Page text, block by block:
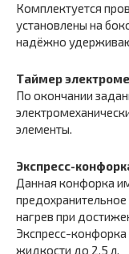
Комплектуется
установлены на
надёжно
Таймер
По окончании
элементы.
Экспресс-
Данная конфорка
нагрев при
Экспресс-
жидкости до 2,5 л.